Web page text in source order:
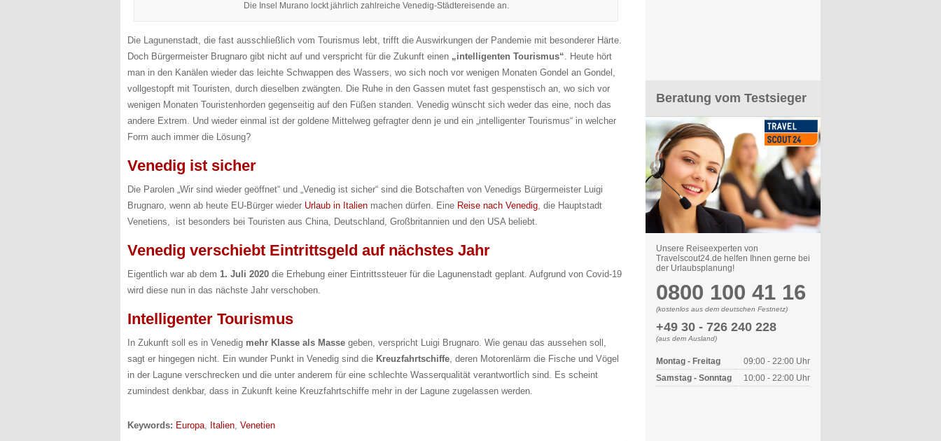
Die Insel Murano lockt jährlich zahlreiche Venedig-Städtereisende an.
Die Lagunenstadt, die fast ausschließlich vom Tourismus lebt, trifft die Auswirkungen der Pandemie mit besonderer Härte.
Doch Bürgermeister Brugnaro gibt nicht auf und verspricht für die Zukunft einen „intelligenten Tourismus“. Heute hört
man in den Kanälen wieder das leichte Schwappen des Wassers, wo sich noch vor wenigen Monaten Gondel an Gondel,
vollgestopft mit Touristen, durch dieselben zwängten. Die Ruhe in den Gassen mutet fast gespenstisch an, wo sich vor
wenigen Monaten Touristenhorden gegenseitig auf den Füßen standen. Venedig wünscht sich weder das eine, noch das
andere Extrem. Und wieder einmal ist der goldene Mittelweg gefragter denn je und ein „intelligenter Tourismus“ in welcher
Form auch immer die Lösung?
Venedig ist sicher
Die Parolen „Wir sind wieder geöffnet“ und „Venedig ist sicher“ sind die Botschaften von Venedigs Bürgermeister Luigi
Brugnaro, wenn ab heute EU-Bürger wieder Urlaub in Italien machen dürfen. Eine Reise nach Venedig, die Hauptstadt
Venetiens, ist besonders bei Touristen aus China, Deutschland, Großbritannien und den USA beliebt.
Venedig verschiebt Eintrittsgeld auf nächstes Jahr
Eigentlich war ab dem 1. Juli 2020 die Erhebung einer Eintrittssteuer für die Lagunenstadt geplant. Aufgrund von Covid-19
wird diese nun in das nächste Jahr verschoben.
Intelligenter Tourismus
In Zukunft soll es in Venedig mehr Klasse als Masse geben, verspricht Luigi Brugnaro. Wie genau das aussehen soll,
sagt er hingegen nicht. Ein wunder Punkt in Venedig sind die Kreuzfahrtschiffe, deren Motorenlärm die Fische und Vögel
in der Lagune verschrecken und die unter anderem für eine schlechte Wasserqualität verantwortlich sind. Es scheint
zumindest denkbar, dass in Zukunft keine Kreuzfahrtschiffe mehr in der Lagune zugelassen werden.
Keywords: Europa, Italien, Venetien
Beratung vom Testsieger
Unsere Reiseexperten von
Travelscout24.de helfen Ihnen gerne bei
der Urlaubsplanung!
0800 100 41 16
(kostenlos aus dem deutschen Festnetz)
+49 30 - 726 240 228
(aus dem Ausland)
Montag - Freitag
09:00 - 22:00 Uhr
Samstag - Sonntag
10:00 - 22:00 Uhr